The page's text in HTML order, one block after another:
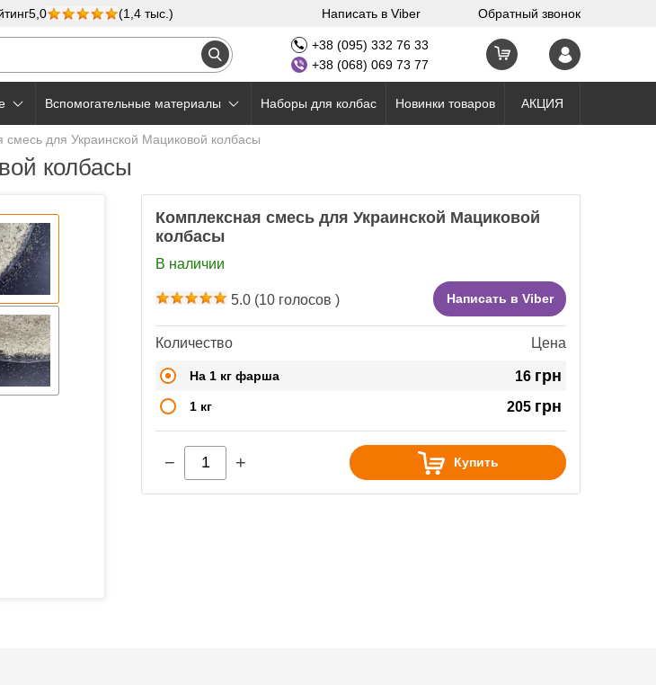
5,0 (1,4 тыс.) Написать в Viber Обратный звонок
+38 (095) 332 76 33
+38 (068) 069 73 77
Вспомогательные материалы Наборы для колбас Новинки товаров АКЦИЯ
смесь для Украинской Мациковой колбасы
колбасы
Комплексная смесь для Украинской Мациковой
колбасы
В наличии
5.0 (10 голосов ) Написать в Viber
Количество Цена
На 1 кг фарша 16 грн
1 кг 205 грн
− + Купить